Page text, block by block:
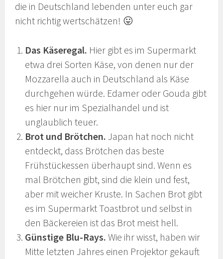
die in Deutschland lebenden unter euch gar
nicht richtig wertschätzen! 😛
Das Käseregal. Hier gibt es im Supermarkt
etwa drei Sorten Käse, von denen nur der
Mozzarella auch in Deutschland als Käse
durchgehen würde. Edamer oder Gouda gibt
es hier nur im Spezialhandel und ist
unglaublich teuer.
Brot und Brötchen. Japan hat noch nicht
entdeckt, dass Brötchen das beste
Frühstückessen überhaupt sind. Wenn es
mal Brötchen gibt, sind die klein und fest,
aber mit weicher Kruste. In Sachen Brot gibt
es im Supermarkt Toastbrot und selbst in
den Bäckereien ist das Brot meist hell.
Günstige Blu-Rays. Wie ihr wisst, haben wir
Mitte letzten Jahres einen Projektor gekauft